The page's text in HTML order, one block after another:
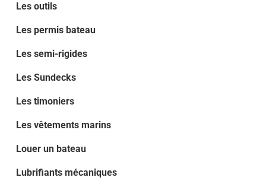
Les outils
Les permis bateau
Les semi-rigides
Les Sundecks
Les timoniers
Les vêtements marins
Louer un bateau
Lubrifiants mécaniques